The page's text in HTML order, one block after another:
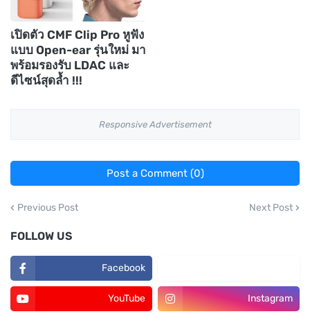
เปิดตัว CMF Clip Pro หูฟัง
แบบ Open-ear รุ่นใหม่ มา
พร้อมรองรับ LDAC และ
ดีไซน์สุดล้ำ !!!
Responsive Advertisement
Post a Comment (0)
Previous Post Next Post
FOLLOW US
Facebook
YouTube Instagram